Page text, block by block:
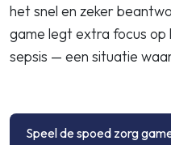
het snel en zeker
game legt extra focus op
sepsis — een situatie
Speel de spoed zorg